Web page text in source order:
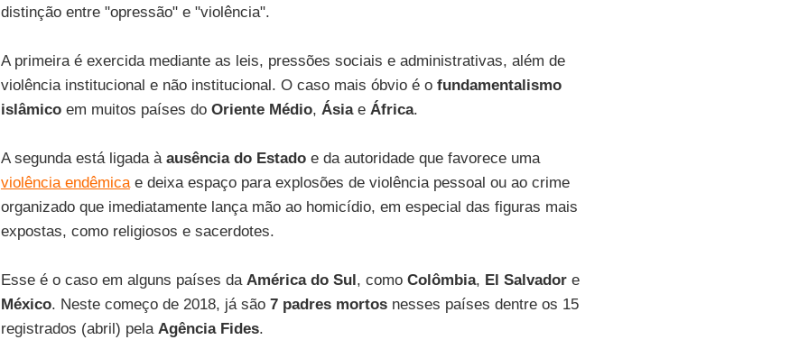
distinção entre "opressão" e "violência".
A primeira é exercida mediante as leis, pressões sociais e administrativas, além de
violência institucional e não institucional. O caso mais óbvio é o fundamentalismo
islâmicoem muitos países doOriente Médio, Ásiae África.
A segunda está ligada à ausência do Estadoe da autoridade que favorece uma
violência endêmicae deixa espaço para explosões de violência pessoal ou ao crime
organizado que imediatamente lança mão ao homicídio, em especial das figuras mais
expostas, como religiosos e sacerdotes.
Esse é o caso em alguns países da América do Sul, como Colômbia, El Salvadore
México. Neste começo de 2018, já são 7 padres mortosnesses países dentre os 15
registrados (abril) pela Agência Fides.